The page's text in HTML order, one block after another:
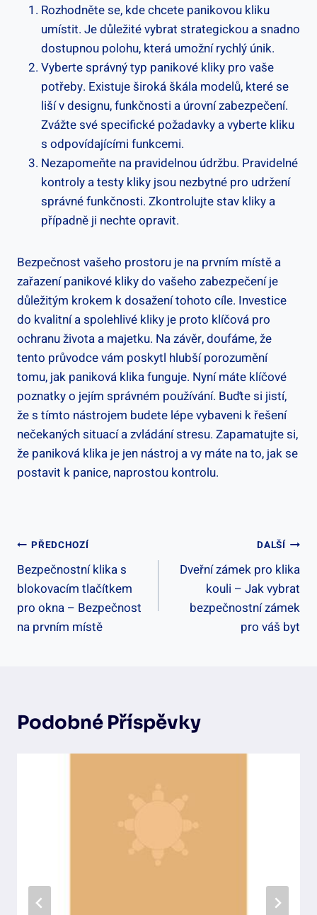
Rozhodněte se, kde chcete panikovou kliku
umístit.⁢ Je důležité vybrat strategickou a snadno
dostupnou polohu,⁢ která umožní rychlý ⁤únik.
Vyberte správný typ panikové kliky pro vaše
potřeby. Existuje široká ⁢škála modelů, které se
liší v designu, funkčnosti a úrovní zabezpečení.
Zvážte své specifické požadavky a vyberte ​kliku
s odpovídajícími funkcemi.
Nezapomeňte na pravidelnou údržbu. Pravidelné
kontroly a testy kliky jsou nezbytné pro udržení
správné funkčnosti. Zkontrolujte stav ‌kliky a
případně ji nechte opravit.
Bezpečnost vašeho prostoru je na prvním místě a
zařazení panikové kliky do vašeho zabezpečení je ​
důležitým krokem k dosažení ‌tohoto cíle. Investice
⁣do kvalitní a spolehlivé kliky je proto klíčová pro
ochranu ⁤života a majetku. ‌Na závěr, doufáme,​ že
tento průvodce vám poskytl hlubší porozumění
tomu, jak paniková klika funguje. Nyní máte klíčové
poznatky ⁤o jejím správném ⁤používání. ​Buďte si jistí,
že s ‍tímto nástrojem budete ‍lépe vybaveni k řešení
nečekaných situací a⁣ zvládání stresu. Zapamatujte si,
že paniková klika je jen nástroj a⁣ vy⁤ máte​ na to, jak se
postavit k panice, naprostou kontrolu.
Navigace
Pro
Příspěvek
PŘEDCHOZÍ
Bezpečnostní klika s
blokovacím tlačítkem
pro okna – Bezpečnost
na prvním místě
DALŠÍ
Dveřní zámek pro klika
kouli – Jak vybrat
bezpečnostní zámek
pro váš byt
Podobné Příspěvky